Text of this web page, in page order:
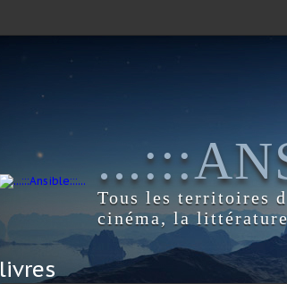
Tous les territoires
cinéma, la
livres